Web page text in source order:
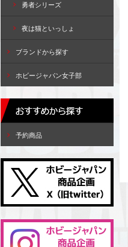
勇者シリーズ
夜は猫といっしょ
ブランドから探す
ホビージャパン女子部
予約商品